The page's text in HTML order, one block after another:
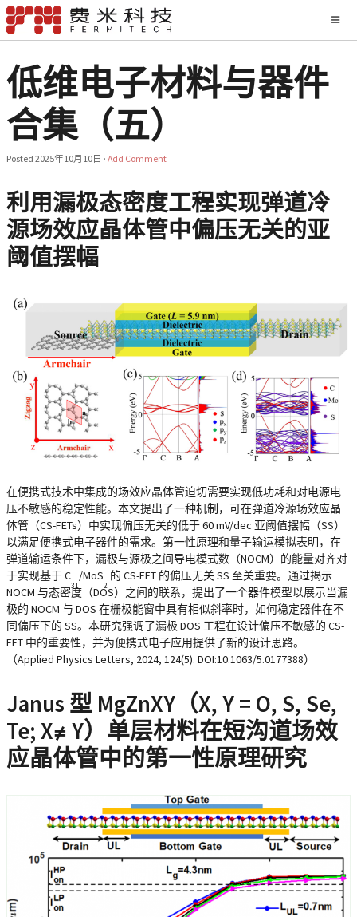
低维电子材料与器件
合集（五）
Posted 2025年10月10日 · Add Comment
利用漏极态密度工程实现弹道冷
源场效应晶体管中偏压无关的亚
阈值摆幅
在便携式技术中集成的场效应晶体管迫切需要实现低功耗和对电源电
压不敏感的稳定性能。本文提出了一种机制，可在弹道冷源场效应晶
体管（CS-FETs）中实现偏压无关的低于 60 mV/dec 亚阈值摆幅（SS）
以满足便携式电子器件的需求。第一性原理和量子输运模拟表明，在
弹道输运条件下，漏极与源极之间导电模式数（NOCM）的能量对齐对
于实现基于 C
31
/MoS
2
的 CS-FET 的偏压无关 SS 至关重要。通过揭示
NOCM 与态密度（DOS）之间的联系，提出了一个器件模型以展示当漏
极的 NOCM 与 DOS 在栅极能窗中具有相似斜率时，如何稳定器件在不
同偏压下的 SS。本研究强调了漏极 DOS 工程在设计偏压不敏感的 CS-
FET 中的重要性，并为便携式电子应用提供了新的设计思路。
（Applied Physics Letters, 2024, 124(5). DOI:10.1063/5.0177388）
Janus 型 MgZnXY（X, Y = O, S, Se,
Te; X≠ Y）单层材料在短沟道场效
应晶体管中的第一性原理研究